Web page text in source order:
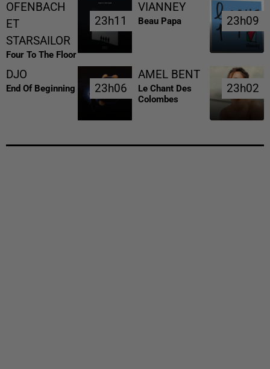
OFENBACH
ET
STARSAILOR
Four To The Floor
23h11
23h11
VIANNEY
Beau Papa 23h09
23h09
DJO
End Of Beginning 23h06
23h06
AMEL BENT
Le Chant Des
Colombes
23h02
23h02